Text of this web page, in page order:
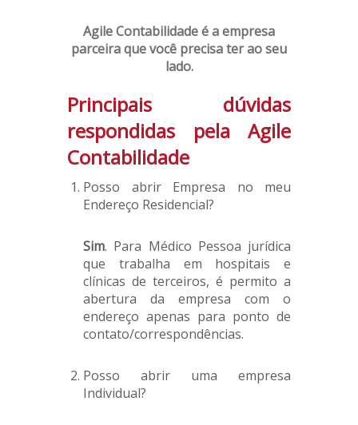
Agile Contabilidade é a empresa
parceira que você precisa ter ao seu
lado.
Principais dúvidas
respondidas pela Agile
Contabilidade
Posso abrir Empresa no meu
Endereço Residencial?
Sim. Para Médico Pessoa jurídica
que trabalha em hospitais e
clínicas de terceiros, é permito a
abertura da empresa com o
endereço apenas para ponto de
contato/correspondências.
Posso abrir uma empresa
Individual?